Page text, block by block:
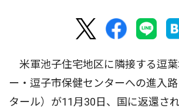
米軍池子住宅地区に隣接する逗
ー・逗子市保健センターへの進入
タール）が11月30日、国に返還さ